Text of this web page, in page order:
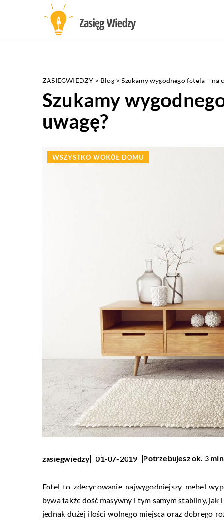
ZASIEGWIEDZY > Blog>Szukamy wygodnego fotela – na
Szukamy
uwagę?
WSZYSTKO WOKÓŁ DOMU
zasiegwiedzy 01-07-2019 Potrzebujesz ok. 3
Fotel to zdecydowanie najwygodniejszy mebel
bywa także dość masywny i tym samym stabilny,
jednak dużej ilości wolnego miejsca oraz dobrego